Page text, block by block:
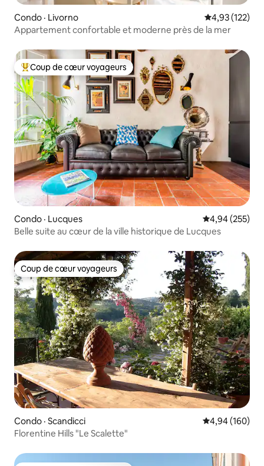
Condo · Livorno Note
4,93 (122)
Appartement confortable et moderne près de la mer
Coup de cœur voyageurs parmi les plus aimés
Coup de cœur voyageurs
Condo · Lucques Note
4,94 (255)
Belle suite au cœur de la ville historique de Lucques
Coup de cœur voyageurs
Coup de cœur voyageurs
Condo · Scandicci Note
4,94 (160)
Florentine Hills "Le Scalette"